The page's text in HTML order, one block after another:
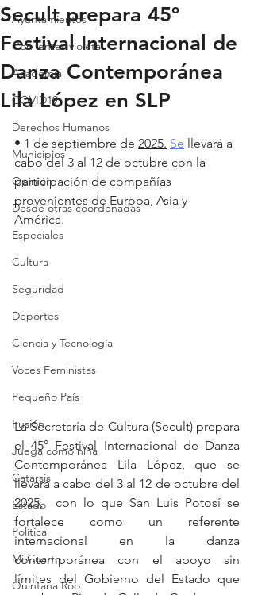
Ayuntamientos
Con lentes violeta
Academia
COVID19
Derechos Humanos
Municipios
Opinión
Desde otras coordenadas
Especiales
Cultura
Seguridad
Deportes
Ciencia y Tecnología
Voces Feministas
Pequeño País
Fusión
Juega como niña
Catarsis
Estado
Política
Mi Cuarto
Quintana Roo
Secult prepara 45º
Festival Internacional de
Danza Contemporánea
Lila López en SLP
• 1 de septiembre de 2025. Se llevará a
cabo del 3 al 12 de octubre con la
participación de compañías
provenientes de Europa, Asia y
América.
La Secretaría de Cultura (Secult) prepara
el 45° Festival Internacional de Danza
Contemporánea Lila López, que se
llevará a cabo del 3 al 12 de octubre del
2025,  con lo que San Luis Potosí se
fortalece como un referente
internacional en la danza
contemporánea con el apoyo sin
límites del Gobierno del Estado que